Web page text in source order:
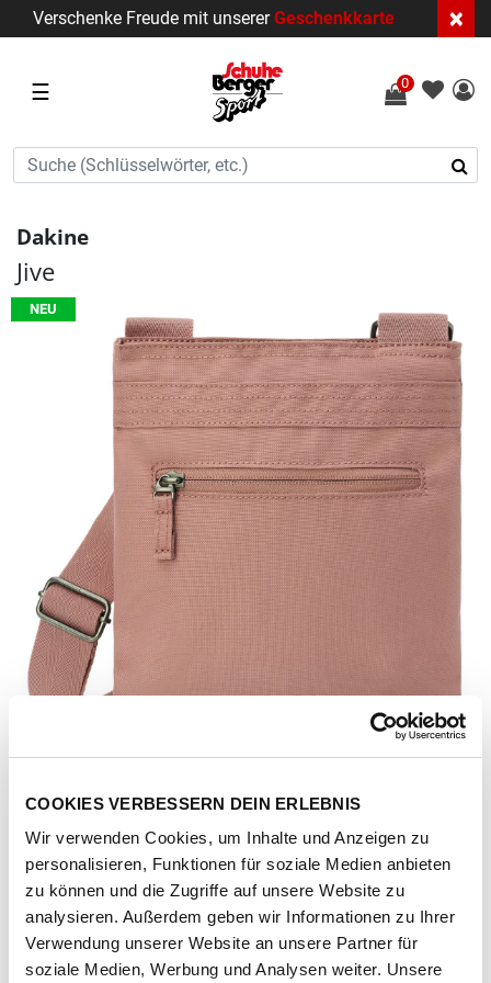
COOKIES VERBESSERN DEIN ERLEBNIS
Wir verwenden Cookies, um Inhalte und Anzeigen zu
personalisieren, Funktionen für soziale Medien anbieten
zu können und die Zugriffe auf unsere Website zu
analysieren. Außerdem geben wir Informationen zu Ihrer
Verwendung unserer Website an unsere Partner für
soziale Medien, Werbung und Analysen weiter. Unsere
Verschenke Freude mit unsererGeschenkkarte ×
☰ 0
Dakine
Jive
NEU
Artikel-Nr.204429-1041-1001